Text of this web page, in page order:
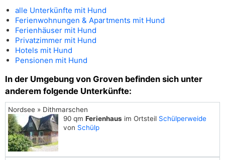
alle Unterkünfte mit Hund
Ferienwohnungen & Apartments mit Hund
Ferienhäuser mit Hund
Privatzimmer mit Hund
Hotels mit Hund
Pensionen mit Hund
In der Umgebung von Groven befinden sich unter
anderem folgende Unterkünfte:
Nordsee » Dithmarschen
90 qm Ferienhaus im Ortsteil Schülperweide
von Schülp